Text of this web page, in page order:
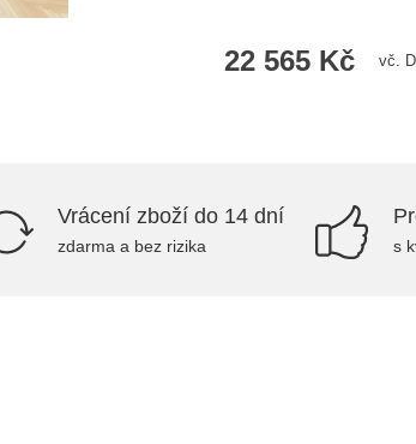
22 565 Kč vč.
Vrácení zboží do 14 dní
zdarma a bez rizika s